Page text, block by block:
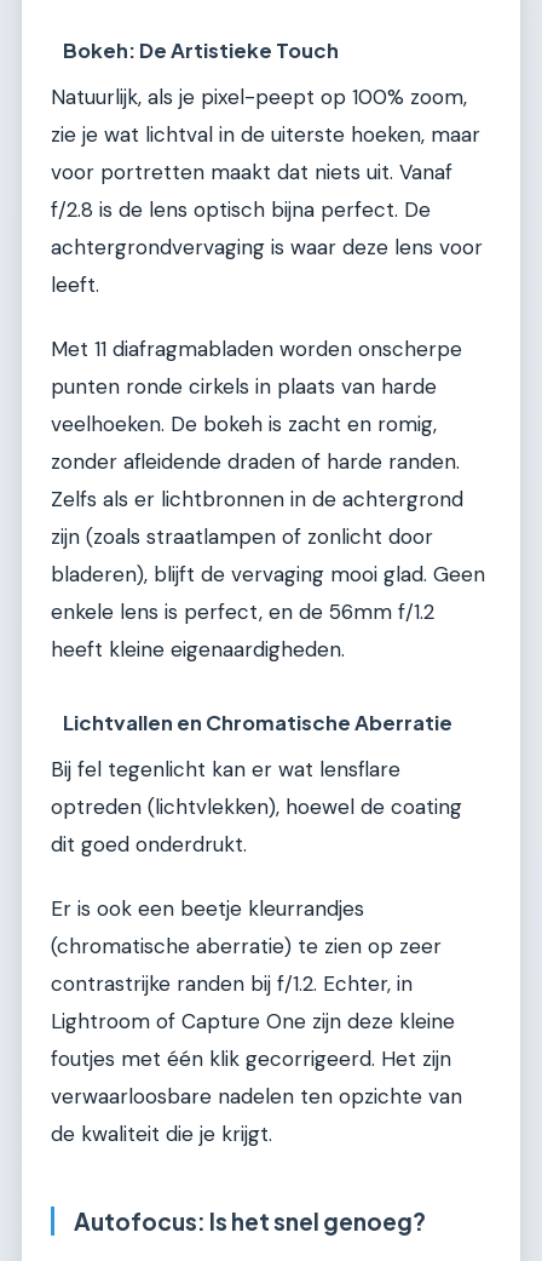
Bokeh: De Artistieke Touch
Natuurlijk, als je pixel-peept op 100% zoom,
zie je wat lichtval in de uiterste hoeken, maar
voor portretten maakt dat niets uit. Vanaf
f/2.8 is de lens optisch bijna perfect. De
achtergrondvervaging is waar deze lens voor
leeft.
Met 11 diafragmabladen worden onscherpe
punten ronde cirkels in plaats van harde
veelhoeken. De bokeh is zacht en romig,
zonder afleidende draden of harde randen.
Zelfs als er lichtbronnen in de achtergrond
zijn (zoals straatlampen of zonlicht door
bladeren), blijft de vervaging mooi glad. Geen
enkele lens is perfect, en de 56mm f/1.2
heeft kleine eigenaardigheden.
Lichtvallen en Chromatische Aberratie
Bij fel tegenlicht kan er wat lensflare
optreden (lichtvlekken), hoewel de coating
dit goed onderdrukt.
Er is ook een beetje kleurrandjes
(chromatische aberratie) te zien op zeer
contrastrijke randen bij f/1.2. Echter, in
Lightroom of Capture One zijn deze kleine
foutjes met één klik gecorrigeerd. Het zijn
verwaarloosbare nadelen ten opzichte van
de kwaliteit die je krijgt.
Autofocus: Is het snel genoeg?